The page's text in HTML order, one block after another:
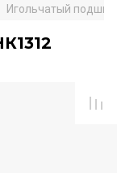
Игольчатый